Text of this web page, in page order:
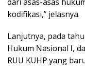
dari asas-asas
kodifikasi,” jelasnya.
Lanjutnya, pada
Hukum Nasional I,
RUU KUHP yang